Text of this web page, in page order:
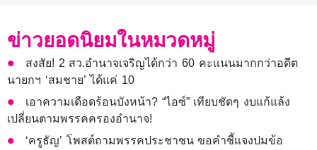
ข่าวยอดนิยมในหมวดหมู่
สงสัย! 2 สว.อำนาจเจริญได้กว่า 60 คะแนนมากกว่าอดีต
นายกฯ ‘สมชาย’ ได้แค่ 10
เอาความเดือดร้อนบังหน้า? “ไอซ์” เทียบชัดๆ งบแก้แล้ง
เปลี่ยนตามพรรคครองอำนาจ!
‘ครูธัญ’ โพสต์ถามพรรคประชาชน ขอคำชี้แจงปมข้อ